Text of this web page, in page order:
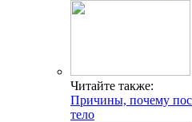
Читайте также:
Причины, почему
тело